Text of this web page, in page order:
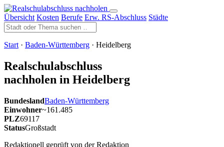
Übersicht Kosten Berufe Erw. RS-Abschluss Städte
Start · Baden-Württemberg · Heidelberg
Realschulabschluss
nachholen in Heidelberg
BundeslandBaden-Württemberg
Einwohner~161.485
PLZ69117
StatusGroßstadt
Redaktionell geprüft von der Redaktion